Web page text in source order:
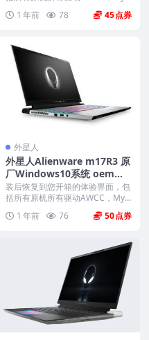
1 年前 78 45
外星人
外星人Alienware m17R3 原
厂Windows10系统 oem系
统 带F12 SupportAssist OS
Recovery恢复
装后恢复到您开箱的体验界面，包
括所有原机所有驱动AWCC，Myd
1 年前 76 50